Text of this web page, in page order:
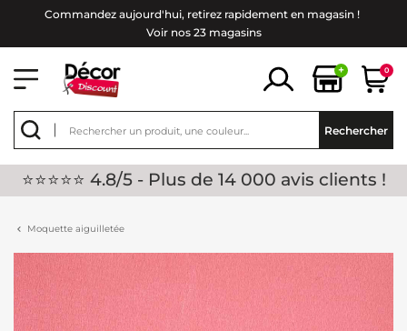
Commandez aujourd'hui, retirez rapidement en magasin !
Voir nos 23 magasins
+ 0
Rechercher
⭐⭐⭐⭐⭐ 4.8/5 - Plus de 14 000 avis clients !
Moquette aiguilletée